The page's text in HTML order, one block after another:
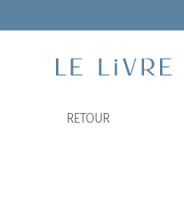
RETOUR